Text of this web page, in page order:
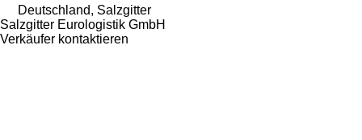
Deutschland, Salzgitter
Salzgitter Eurologistik GmbH
Verkäufer kontaktieren